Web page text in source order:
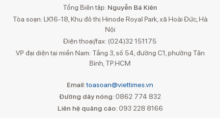
Tổng Biên tập: Nguyễn Bá Kiên
Tòa soạn: LK16-18, Khu đô thị Hinode Royal Park, xã Hoài Đức, Hà
Nội
Điện thoại/fax: (024)32 151175
VP đại diện tại miền Nam: Tầng 3, số 54, đường C1, phường Tân
Bình, TP.HCM
Email:toasoan@viettimes.vn
Đường dây nóng: 0862 774 832
Liên hệ quảng cáo:093 228 8166